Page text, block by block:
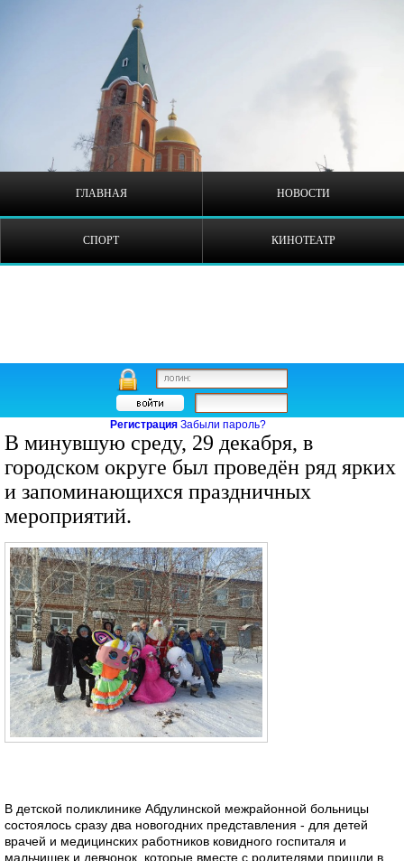
Регистрация Забыли пароль?
ГЛАВНАЯ НОВОСТИ
СПОРТ КИНОТЕАТР
В минувшую среду, 29 декабря, в
городском округе был проведён ряд ярких
и запоминающихся праздничных
мероприятий.
В детской поликлинике Абдулинской межрайонной больницы
состоялось сразу два новогодних представления - для детей
врачей и медицинских работников ковидного госпиталя и
мальчишек и девчонок, которые вместе с родителями пришли в